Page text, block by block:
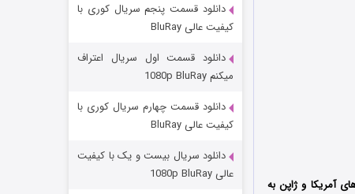
کشورهای آمریکا و ژاپن به
مردگان متحرک: شهر مرده ۳
دانلود قسمت پنجم سریال کوری با
کیفیت عالی BluRay
دانلود قسمت اول سریال اعتراف
میکنم 1080p BluRay
دانلود قسمت چهارم سریال کوری با
کیفیت عالی BluRay
دانلود سریال بیست و یک با کیفیت
عالی 1080p BluRay